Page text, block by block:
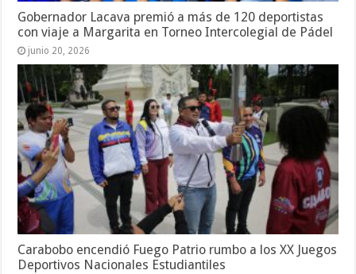
Gobernador Lacava premió a más de 120 deportistas
con viaje a Margarita en Torneo Intercolegial de Pádel
junio 20, 2026
Carabobo encendió Fuego Patrio rumbo a los XX Juegos
Deportivos Nacionales Estudiantiles